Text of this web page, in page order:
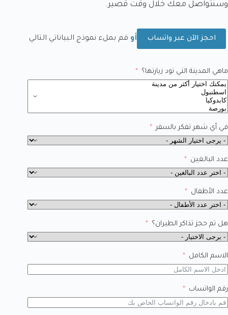
وسنتواصل معك خلال وقت قصير.
احجز الآن عبر واتساب أو قم بملء نموذج البياناتي التالي
ماهي المدينة التي تود زيارتها؟
في أي شهر تفكر بالسفر
عدد البالغين
عدد الأطفال
هل تم حجز تذاكر الطيران؟
الاسم الكامل
رقم الواتساب